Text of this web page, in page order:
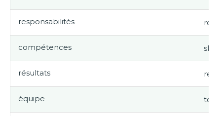
responsabilités
compétences
résultats
équipe